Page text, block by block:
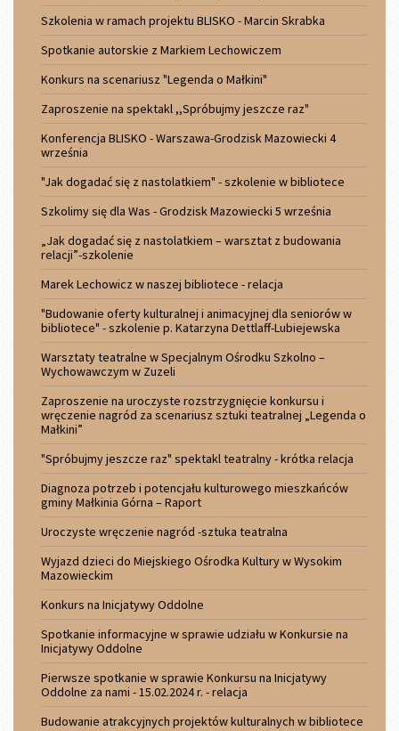
Szkolenia w ramach projektu BLISKO - Marcin Skrabka
Spotkanie autorskie z Markiem Lechowiczem
Konkurs na scenariusz "Legenda o Małkini"
Zaproszenie na spektakl ,,Spróbujmy jeszcze raz"
Konferencja BLISKO - Warszawa-Grodzisk Mazowiecki 4
września
"Jak dogadać się z nastolatkiem" - szkolenie w bibliotece
Szkolimy się dla Was - Grodzisk Mazowiecki 5 września
„Jak dogadać się z nastolatkiem – warsztat z budowania
relacji”-szkolenie
Marek Lechowicz w naszej bibliotece - relacja
"Budowanie oferty kulturalnej i animacyjnej dla seniorów w
bibliotece" - szkolenie p. Katarzyna Dettlaff-Lubiejewska
Warsztaty teatralne w Specjalnym Ośrodku Szkolno –
Wychowawczym w Zuzeli
Zaproszenie na uroczyste rozstrzygnięcie konkursu i
wręczenie nagród za scenariusz sztuki teatralnej „Legenda o
Małkini”
"Spróbujmy jeszcze raz" spektakl teatralny - krótka relacja
Diagnoza potrzeb i potencjału kulturowego mieszkańców
gminy Małkinia Górna – Raport
Uroczyste wręczenie nagród -sztuka teatralna
Wyjazd dzieci do Miejskiego Ośrodka Kultury w Wysokim
Mazowieckim
Konkurs na Inicjatywy Oddolne
Spotkanie informacyjne w sprawie udziału w Konkursie na
Inicjatywy Oddolne
Pierwsze spotkanie w sprawie Konkursu na Inicjatywy
Oddolne za nami - 15.02.2024 r. - relacja
Budowanie atrakcyjnych projektów kulturalnych w bibliotece